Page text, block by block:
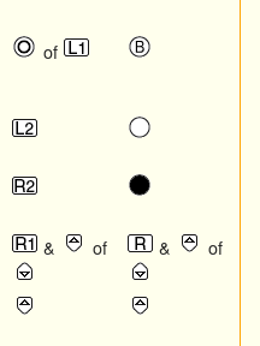
of
& of & of